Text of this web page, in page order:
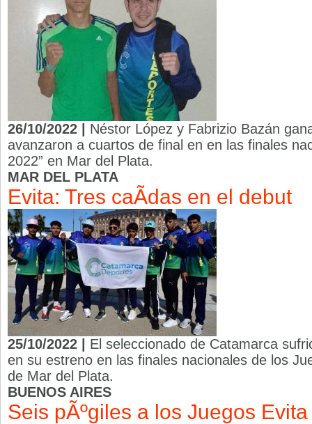
26/10/2022 | Néstor López y Fabrizio Bazán
avanzaron a cuartos de final en en las finales
2022” en Mar del Plata.
MAR DEL PLATA
Evita: Tres caÃ­das en el debut
25/10/2022 | El seleccionado de Catamarca
en su estreno en las finales nacionales de los
de Mar del Plata.
BUENOS AIRES
Seis pÃºgiles a los Juegos Evita